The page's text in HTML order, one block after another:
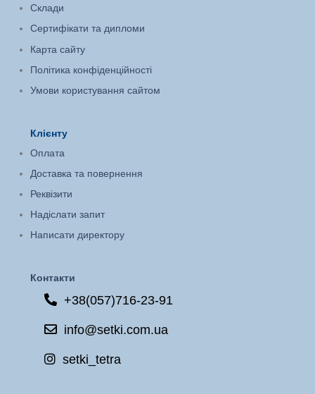
Склади
Сертифікати та дипломи
Карта сайту
Політика конфіденційності
Умови користування сайтом
Клієнту
Оплата
Доставка та повернення
Реквізити
Надіслати запит
Написати директору
Контакти
+38(057)716-23-91
info@setki.com.ua
setki_tetra